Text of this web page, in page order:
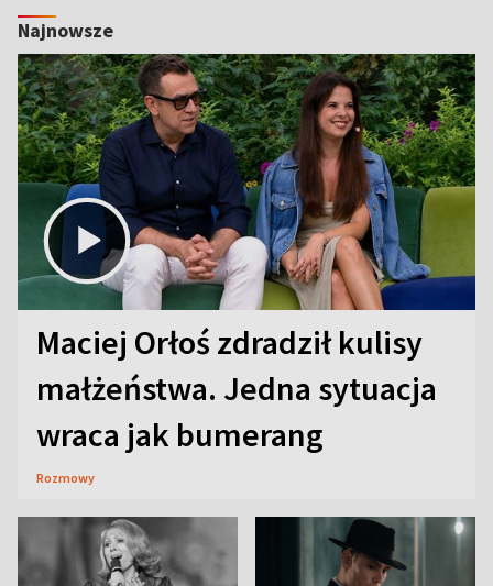
Najnowsze
Maciej Orłoś zdradził kulisy
małżeństwa. Jedna sytuacja
wraca jak bumerang
Rozmowy